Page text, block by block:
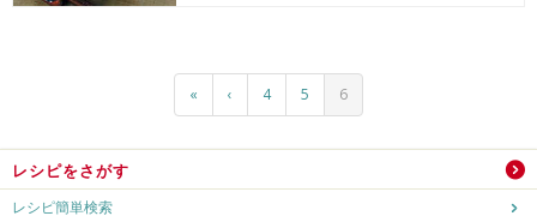
« ‹ 4 5 6
レシピをさがす
レシピ簡単検索